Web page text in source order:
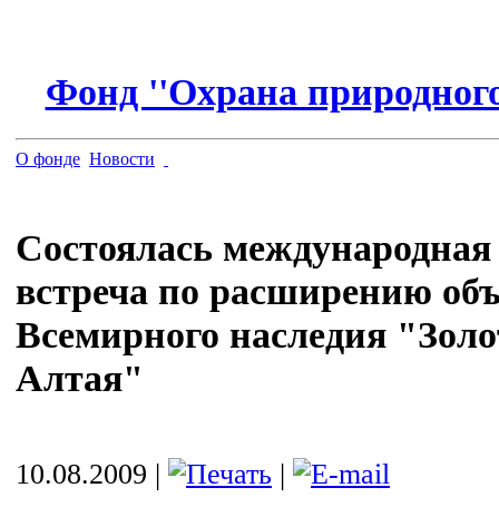
Фонд ''Охрана
О фонде Новости
Состоялась международная
встреча по расширению
Всемирного наследия
Алтая"
10.08.2009 |
|